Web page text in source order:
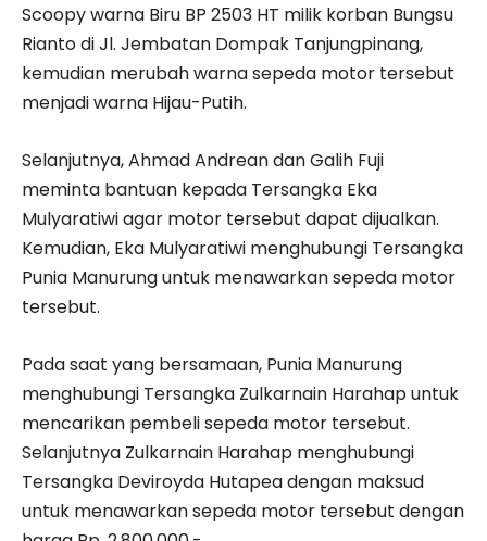
Scoopy warna Biru BP 2503 HT milik korban Bungsu
Rianto di Jl. Jembatan Dompak Tanjungpinang,
kemudian merubah warna sepeda motor tersebut
menjadi warna Hijau-Putih.
Selanjutnya, Ahmad Andrean dan Galih Fuji
meminta bantuan kepada Tersangka Eka
Mulyaratiwi agar motor tersebut dapat dijualkan.
Kemudian, Eka Mulyaratiwi menghubungi Tersangka
Punia Manurung untuk menawarkan sepeda motor
tersebut.
Pada saat yang bersamaan, Punia Manurung
menghubungi Tersangka Zulkarnain Harahap untuk
mencarikan pembeli sepeda motor tersebut.
Selanjutnya Zulkarnain Harahap menghubungi
Tersangka Deviroyda Hutapea dengan maksud
untuk menawarkan sepeda motor tersebut dengan